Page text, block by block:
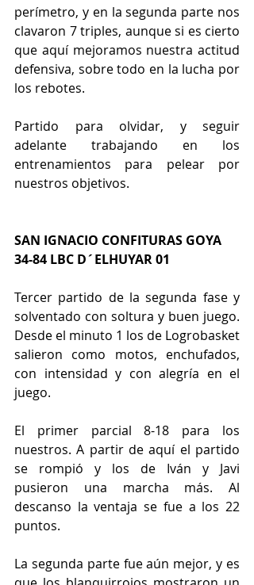
perímetro, y en la segunda parte nos
clavaron 7 triples, aunque si es cierto
que aquí mejoramos nuestra actitud
defensiva, sobre todo en la lucha por
los rebotes.
Partido para olvidar, y seguir
adelante trabajando en los
entrenamientos para pelear por
nuestros objetivos.
SAN IGNACIO CONFITURAS GOYA
34-84 LBC D´ELHUYAR 01
Tercer partido de la segunda fase y
solventado con soltura y buen juego.
Desde el minuto 1 los de Logrobasket
salieron como motos, enchufados,
con intensidad y con alegría en el
juego.
El primer parcial 8-18 para los
nuestros. A partir de aquí el partido
se rompió y los de Iván y Javi
pusieron una marcha más. Al
descanso la ventaja se fue a los 22
puntos.
La segunda parte fue aún mejor, y es